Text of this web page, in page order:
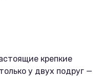
крепкие
у двух подруг —